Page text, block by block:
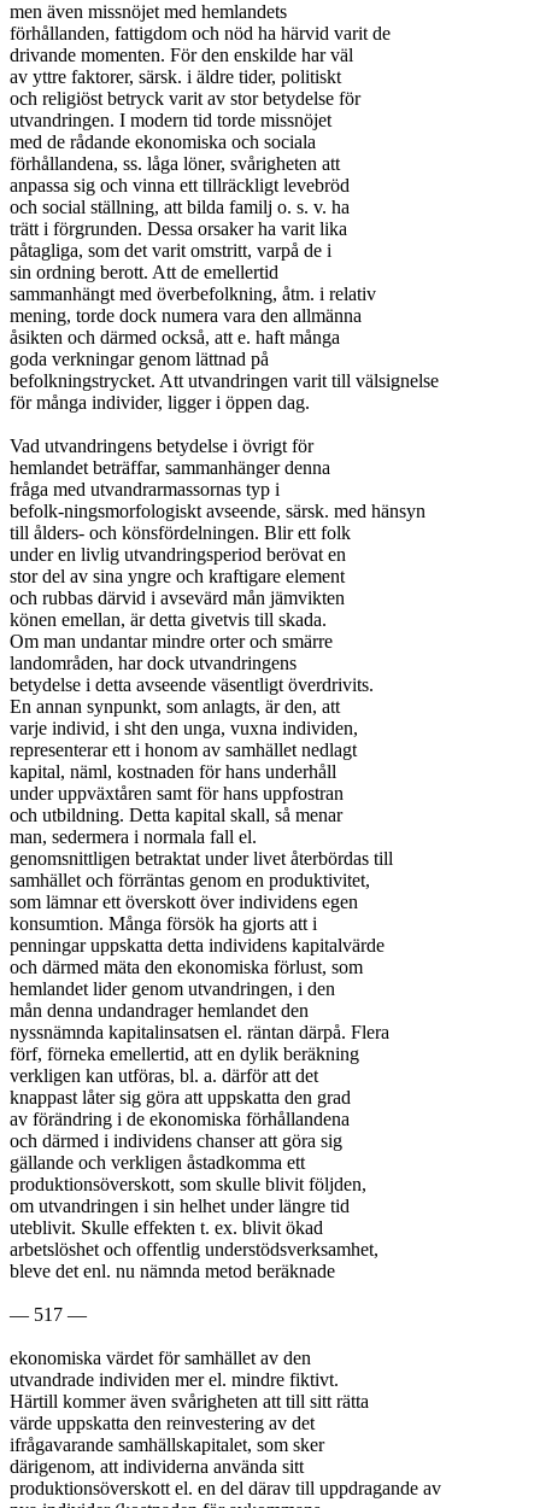
men även missnöjet med hemlandets
förhållanden, fattigdom och nöd ha härvid varit de
drivande momenten. För den enskilde har väl
av yttre faktorer, särsk. i äldre tider, politiskt
och religiöst betryck varit av stor betydelse för
utvandringen. I modern tid torde missnöjet
med de rådande ekonomiska och sociala
förhållandena, ss. låga löner, svårigheten att
anpassa sig och vinna ett tillräckligt levebröd
och social ställning, att bilda familj o. s. v. ha
trätt i förgrunden. Dessa orsaker ha varit lika
påtagliga, som det varit omstritt, varpå de i
sin ordning berott. Att de emellertid
sammanhängt med överbefolkning, åtm. i relativ
mening, torde dock numera vara den allmänna
åsikten och därmed också, att e. haft många
goda verkningar genom lättnad på
befolkningstrycket. Att utvandringen varit till välsignelse
för många individer, ligger i öppen dag.
Vad utvandringens betydelse i övrigt för
hemlandet beträffar, sammanhänger denna
fråga med utvandrarmassornas typ i
befolk-ningsmorfologiskt avseende, särsk. med hänsyn
till ålders- och könsfördelningen. Blir ett folk
under en livlig utvandringsperiod berövat en
stor del av sina yngre och kraftigare element
och rubbas därvid i avsevärd mån jämvikten
könen emellan, är detta givetvis till skada.
Om man undantar mindre orter och smärre
landområden, har dock utvandringens
betydelse i detta avseende väsentligt överdrivits.
En annan synpunkt, som anlagts, är den, att
varje individ, i sht den unga, vuxna individen,
representerar ett i honom av samhället nedlagt
kapital, näml, kostnaden för hans underhåll
under uppväxtåren samt för hans uppfostran
och utbildning. Detta kapital skall, så menar
man, sedermera i normala fall el.
genomsnittligen betraktat under livet återbördas till
samhället och förräntas genom en produktivitet,
som lämnar ett överskott över individens egen
konsumtion. Många försök ha gjorts att i
penningar uppskatta detta individens kapitalvärde
och därmed mäta den ekonomiska förlust, som
hemlandet lider genom utvandringen, i den
mån denna undandrager hemlandet den
nyssnämnda kapitalinsatsen el. räntan därpå. Flera
förf, förneka emellertid, att en dylik beräkning
verkligen kan utföras, bl. a. därför att det
knappast låter sig göra att uppskatta den grad
av förändring i de ekonomiska förhållandena
och därmed i individens chanser att göra sig
gällande och verkligen åstadkomma ett
produktionsöverskott, som skulle blivit följden,
om utvandringen i sin helhet under längre tid
uteblivit. Skulle effekten t. ex. blivit ökad
arbetslöshet och offentlig understödsverksamhet,
bleve det enl. nu nämnda metod beräknade
— 517 —
ekonomiska värdet för samhället av den
utvandrade individen mer el. mindre fiktivt.
Härtill kommer även svårigheten att till sitt rätta
värde uppskatta den reinvestering av det
ifrågavarande samhällskapitalet, som sker
därigenom, att individerna använda sitt
produktionsöverskott el. en del därav till uppdragande av